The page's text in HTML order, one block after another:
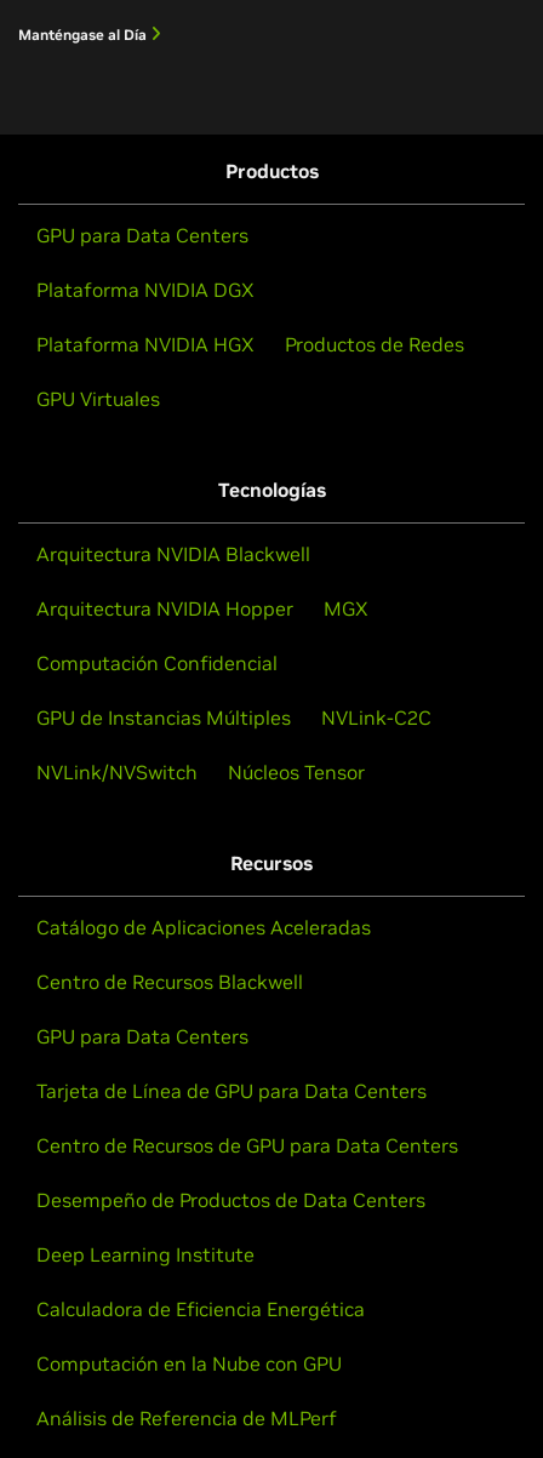
Manténgase al Día
Productos
GPU para Data Centers
Plataforma NVIDIA DGX
Plataforma NVIDIA HGX Productos de Redes
GPU Virtuales
Tecnologías
Arquitectura NVIDIA Blackwell
Arquitectura NVIDIA Hopper MGX
Computación Confidencial
GPU de Instancias Múltiples NVLink-C2C
NVLink/NVSwitch Núcleos Tensor
Recursos
Catálogo de Aplicaciones Aceleradas
Centro de Recursos Blackwell
GPU para Data Centers
Tarjeta de Línea de GPU para Data Centers
Centro de Recursos de GPU para Data Centers
Desempeño de Productos de Data Centers
Deep Learning Institute
Calculadora de Eficiencia Energética
Computación en la Nube con GPU
Análisis de Referencia de MLPerf